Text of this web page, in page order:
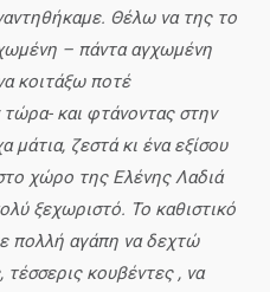
Θέλω να της το
– πάντα αγχωμένη
κοιτάξω ποτέ
και φτάνοντας στην
ζεστά κι ένα εξίσου
χώρο της Ελένης Λαδιά
ξεχωριστό. Το καθιστικό
πολλή αγάπη να δεχτώ
τέσσερις κουβέντες , να